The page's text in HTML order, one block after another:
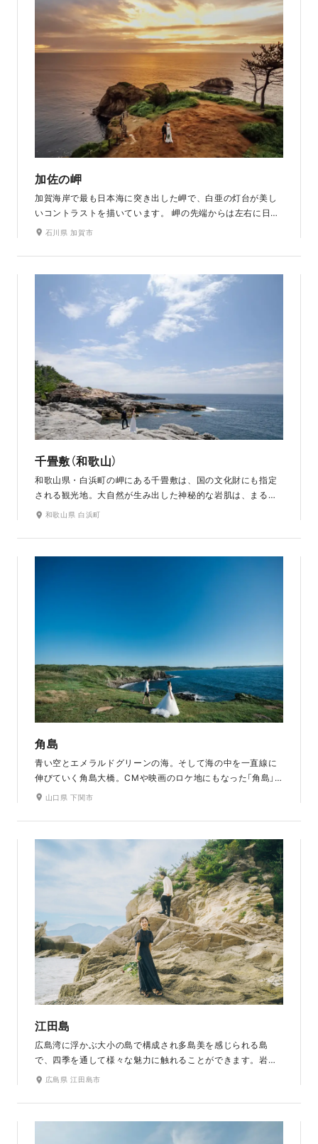
加佐の岬
加賀海岸で最も日本海に突き出した岬で、白亜の灯台が美し
いコントラストを描いています。 岬の先端からは左右に日本
海の大パノラマ展望が開けた絶好の景勝地です。特に夕日が
すめです。
石川県 加賀市
千畳敷（和歌山）
和歌山県・白浜町の岬にある千畳敷は、国の文化財にも指定
される観光地。大自然が生み出した神秘的な岩肌は、まるで
海外のようなロケーション。 晴れた日には美しい夕陽を眺め
ばれており、洋装の前撮り撮影にオススメです。
和歌山県 白浜町
角島
青い空とエメラルドグリーンの海。そして海の中を一直線に
伸びていく角島大橋。CMや映画のロケ地にもなった「角島」
は、広大な海と自然豊かな緑に囲まれ、波の音を感じながら
ばれるなど、世界的にも人気のあるスポットです。明治時代
からあるレトロな灯台もとても素敵です。空の色の変化をお
楽しみいただけるサンセットも魅力のひとつです。
山口県 下関市
江田島
広島湾に浮かぶ大小の島で構成され多島美を感じられる島
で、四季を通して様々な魅力に触れることができます。岩場
での落ち着いた雰囲気、海が見えるまっすぐな一本道、海辺
情を見せてくれる景色が魅力のひとつです。おふたりだけの
かけがえのない時間を創造して、素敵な1枚を残せます。
広島県 江田島市